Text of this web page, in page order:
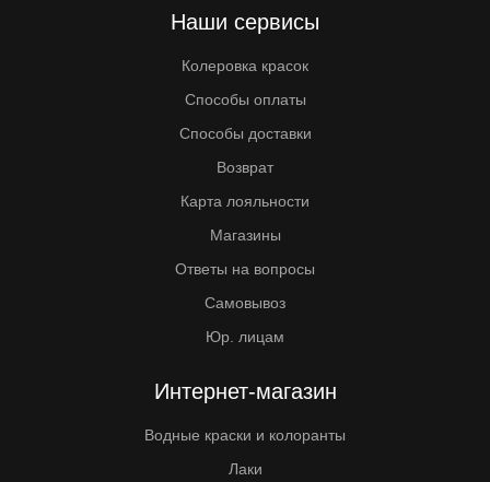
Наши сервисы
Колеровка красок
Способы оплаты
Способы доставки
Возврат
Карта лояльности
Магазины
Ответы на вопросы
Самовывоз
Юр. лицам
Интернет-магазин
Водные краски и колоранты
Лаки